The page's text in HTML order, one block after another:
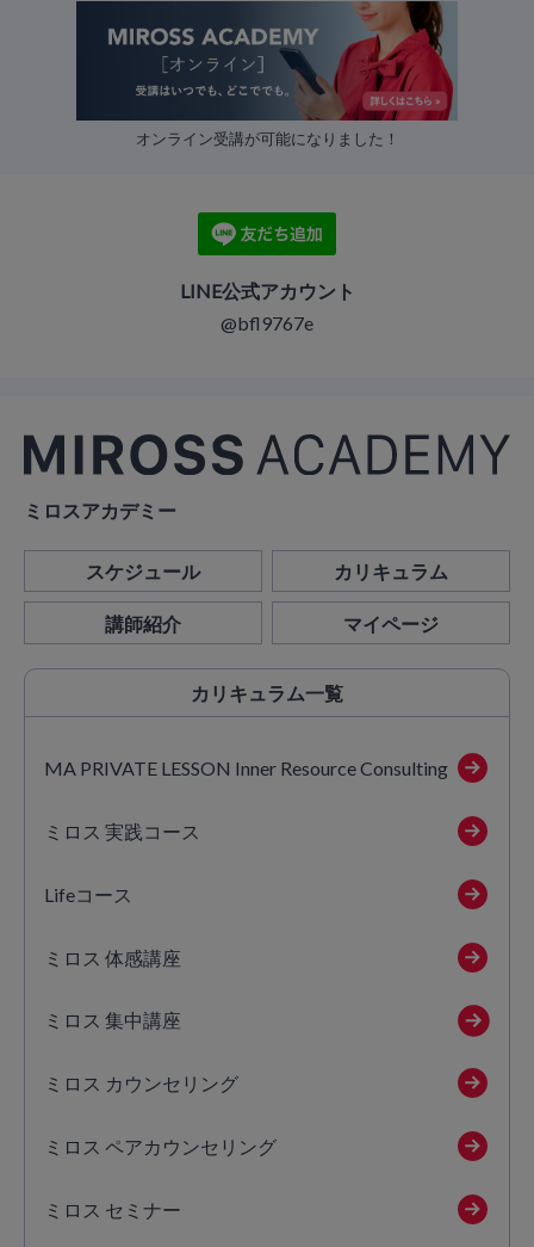
オンライン受講が可能になりました！
LINE公式アカウント
@bfl9767e
ミロスアカデミー
スケジュール カリキュラム
講師紹介 マイページ
カリキュラム一覧
MA PRIVATE LESSON Inner Resource Consulting
ミロス 実践コース
Lifeコース
ミロス 体感講座
ミロス 集中講座
ミロス カウンセリング
ミロス ペアカウンセリング
ミロス セミナー